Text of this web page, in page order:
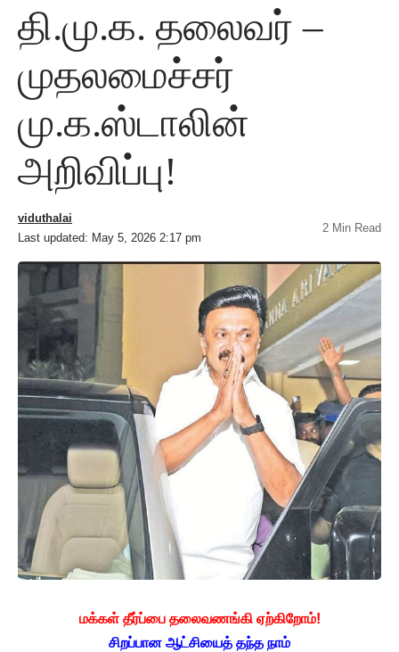
தி.மு.க. தலைவர் –
முதலமைச்சர்
மு.க.ஸ்டாலின்
அறிவிப்பு!
Last updated: May 5, 2026 2:17 pm
viduthalai
2 Min Read
மக்கள் தீர்ப்பை தலைவணங்கி ஏற்கிறோம்!
சிறப்பான ஆட்சியைத் தந்த நாம்